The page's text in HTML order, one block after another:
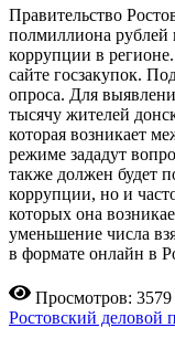
Правительство
полмиллиона рублей
коррупции в
сайте госзакупок.
опроса. Для
тысячу жителей
которая возникает
режиме зададут
также должен будет
коррупции, но и
которых она
уменьшение числа
в формате онлайн в
Просмотров: 3579
Ростовский деловой